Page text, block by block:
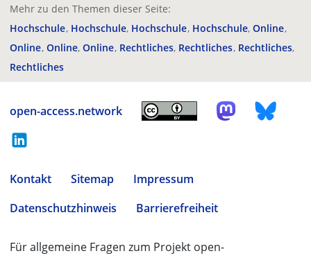
Mehr zu den Themen dieser Seite:
Hochschule Hochschule Hochschule Hochschule Online
Online Online Online Rechtliches Rechtliches Rechtliches
Rechtliches
open-access.network
Kontakt Sitemap
Impressum
Datenschutzhinweis
Barrierefreiheit
Für allgemeine Fragen zum Projekt open-